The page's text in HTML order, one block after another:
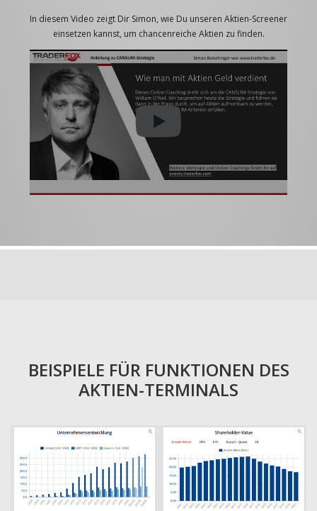
In diesem Video zeigt Dir Simon, wie Du unseren Aktien-Screener
einsetzen kannst, um chancenreiche Aktien zu finden.
BEISPIELE FÜR FUNKTIONEN DES
AKTIEN-TERMINALS